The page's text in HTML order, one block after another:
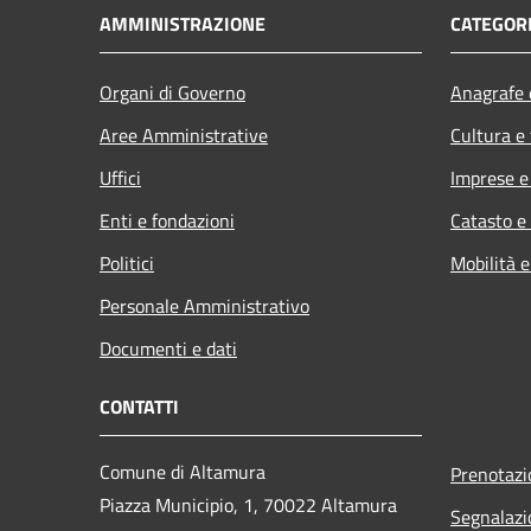
AMMINISTRAZIONE
Organi di Governo
Aree Amministrative
Uffici
Enti e fondazioni
Politici
Personale Amministrativo
Documenti e dati
Cultura
Imprese
Catasto
Mobilità
CONTATTI
Comune di Altamura
Piazza Municipio, 1, 70022 Altamura